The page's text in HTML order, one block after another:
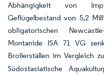
Abhängigkeit von
Geflügelbestand von 5,2
obligatorischen
Montanide ISA 71 VG
Broilerställen im Vergleich
Südostasiatische